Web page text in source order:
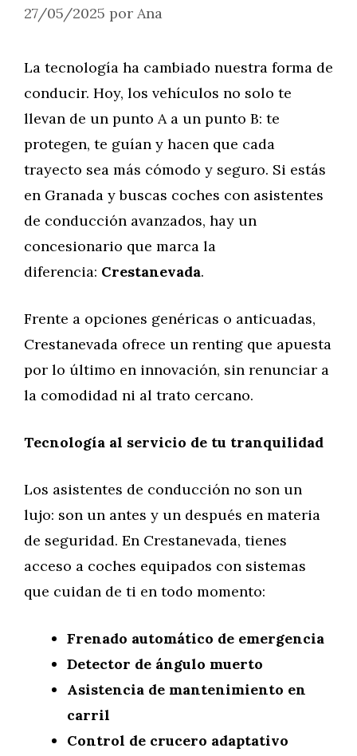
27/05/2025 por Ana
La tecnología ha cambiado nuestra forma de
conducir. Hoy, los vehículos no solo te
llevan de un punto A a un punto B: te
protegen, te guían y hacen que cada
trayecto sea más cómodo y seguro. Si estás
en Granada y buscas coches con asistentes
de conducción avanzados, hay un
concesionario que marca la
diferencia: Crestanevada.
Frente a opciones genéricas o anticuadas,
Crestanevada ofrece un renting que apuesta
por lo último en innovación, sin renunciar a
la comodidad ni al trato cercano.
Tecnología al servicio de tu tranquilidad
Los asistentes de conducción no son un
lujo: son un antes y un después en materia
de seguridad. En Crestanevada, tienes
acceso a coches equipados con sistemas
que cuidan de ti en todo momento:
Frenado automático de emergencia
Detector de ángulo muerto
Asistencia de mantenimiento en
carril
Control de crucero adaptativo